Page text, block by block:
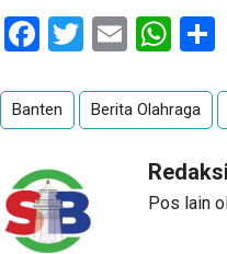
Facebook
Twitter
Email
Banten Berita Olahraga
Redaksi
Pos lain